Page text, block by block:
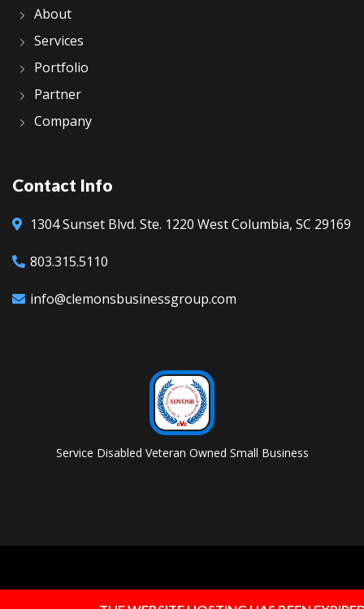
About
Services
Portfolio
Partner
Company
Contact Info
1304 Sunset Blvd. Ste. 1220 West Columbia, SC 29169
803.315.5110
info@clemonsbusinessgroup.com
Service Disabled Veteran Owned Small Business